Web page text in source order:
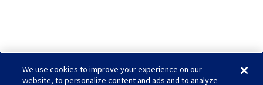
Check in AGC
We use cookies to improve your experience on our
website, to personalize content and ads and to analyze